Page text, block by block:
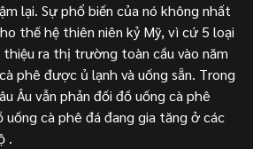
lại. Sự phổ biến của nó không nhất
thế hệ thiên niên kỷ Mỹ, vì cứ 5 loại
ra thị trường toàn cầu vào năm
phê được ủ lạnh và uống sẵn. Trong
Âu vẫn phản đối đồ uống cà phê
uống cà phê đá đang gia tăng ở các
.